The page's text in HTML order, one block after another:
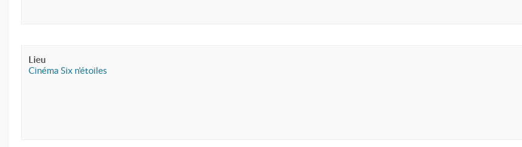
Lieu
Cinéma Six n'étoiles